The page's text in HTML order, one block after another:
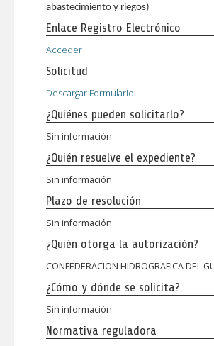
abastecimiento y riegos)
Enlace Registro Electrónico
Acceder
Solicitud
Descargar Formulario
¿Quiénes pueden solicitarlo?
Sin información
¿Quién resuelve el expediente?
Sin información
Plazo de resolución
Sin información
¿Quién otorga la autorización?
CONFEDERACION HIDROGRAFICA DEL
¿Cómo y dónde se solicita?
Sin información
Normativa reguladora